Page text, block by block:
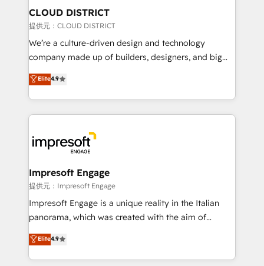
inbound and loop marketing, content, and digital
creativity. Our multicultural team works in Spanish,
Portuguese, and English to design scalable strategies
that drive measurable growth. 🌎 Highlights: • 10+
Platform Migration Excellence. • Top 3 Partner of the
Year LATAM 2022, 2023, 2024, 2025. • Partner of the
business with HubSpot? Let Cebra’s experts help
you grow faster, smarter, and with impact.
CLOUD DISTRICT
提供元：CLOUD DISTRICT
We’re a culture-driven design and technology
company made up of builders, designers, and big
thinkers. We blend strategy, design, and
development—always fueled by curiosity—to turn
ideas, opportunities, and challenges into meaningful
experiences. To us, technology is more than just
and—most importantly—simple. That’s why we lean
into bold ideas and shape them into thoughtful
products and strategies that actually make a
difference.
Elite4.9
Impresoft Engage
提供元：Impresoft Engage
Impresoft Engage is a unique reality in the Italian
panorama, which was created with the aim of
putting Customer Experience at the center by
creating digital environments capable of integrating
people, processes and data. We offer the best
Elite4.9